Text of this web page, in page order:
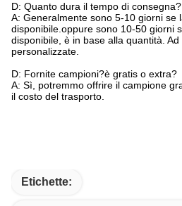
D: Quanto dura il tempo di consegna?
A: Generalmente sono 5-10 giorni se
disponibile.oppure sono 10-50 giorni
disponibile, è in base alla quantità.
personalizzate.
D: Fornite campioni?è gratis o extra?
A: Sì, potremmo offrire il campione
il costo del trasporto.
Etichette: